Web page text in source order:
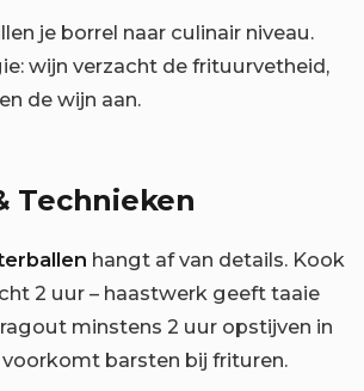
je borrel naar culinair niveau.
wijn verzacht de frituurvetheid,
de wijn aan.
Technieken
hangt af van details. Kook
2 uur – haastwerk geeft taaie
minstens 2 uur opstijven in
barsten bij frituren.